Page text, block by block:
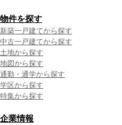
物件を探す
新築一戸建てから探す
中古一戸建てから探す
土地から探す
地図から探す
通勤・通学から探す
学区から探す
特集から探す
企業情報